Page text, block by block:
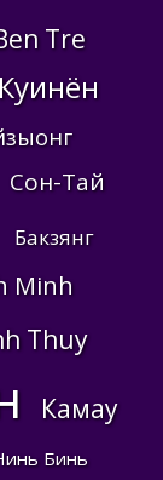
Tre
Куинён
Сон-Тай
Бакзянг
Minh
Thuy
Камау
Бинь